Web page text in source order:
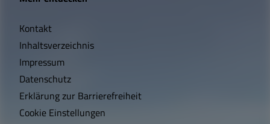
c
h
t
i
Kontakt
Inhaltsverzeichnis
Impressum
Datenschutz
Erklärung zur Barrierefreiheit
Cookie Einstellungen